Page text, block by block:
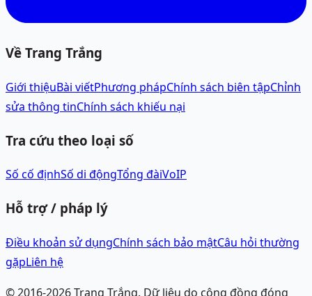
Về Trang Trắng
Giới thiệuBài viếtPhương phápChính sách biên tậpChỉnh
sửa thông tinChính sách khiếu nại
Tra cứu theo loại số
Số cố địnhSố di độngTổng đàiVoIP
Hỗ trợ / pháp lý
Điều khoản sử dụngChính sách bảo mậtCâu hỏi thường
gặpLiên hệ
© 2016-2026Trang Trắng. Dữ liệu do cộng đồng đóng